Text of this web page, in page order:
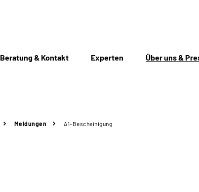
Beratung & Kontakt Experten Über uns &
Meldungen A1-Bescheinigung